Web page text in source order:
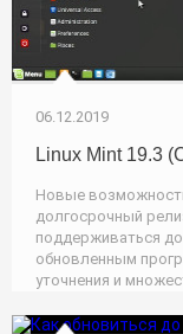
06.12.2019
Linux Mint 19.3
Новые
долгосрочный
поддерживаться
обновленным
уточнения и